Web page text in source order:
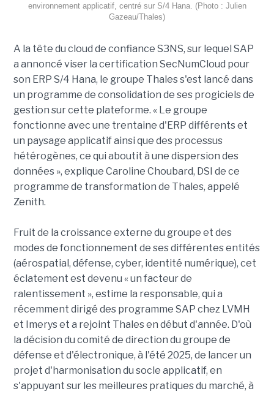
environnement applicatif, centré sur S/4 Hana. (Photo : Julien
Gazeau/Thales)
A la tête du cloud de confiance S3NS, sur lequel SAP
a annoncé viser la certification SecNumCloud pour
son ERP S/4 Hana, le groupe Thales s'est lancé dans
un programme de consolidation de ses progiciels de
gestion sur cette plateforme. « Le groupe
fonctionne avec une trentaine d'ERP différents et
un paysage applicatif ainsi que des processus
hétérogènes, ce qui aboutit à une dispersion des
données », explique Caroline Choubard, DSI de ce
programme de transformation de Thales, appelé
Zenith.
Fruit de la croissance externe du groupe et des
modes de fonctionnement de ses différentes entités
(aérospatial, défense, cyber, identité numérique), cet
éclatement est devenu « un facteur de
ralentissement », estime la responsable, qui a
récemment dirigé des programme SAP chez LVMH
et Imerys et a rejoint Thales en début d'année. D'où
la décision du comité de direction du groupe de
défense et d'électronique, à l'été 2025, de lancer un
projet d'harmonisation du socle applicatif, en
s'appuyant sur les meilleures pratiques du marché, à